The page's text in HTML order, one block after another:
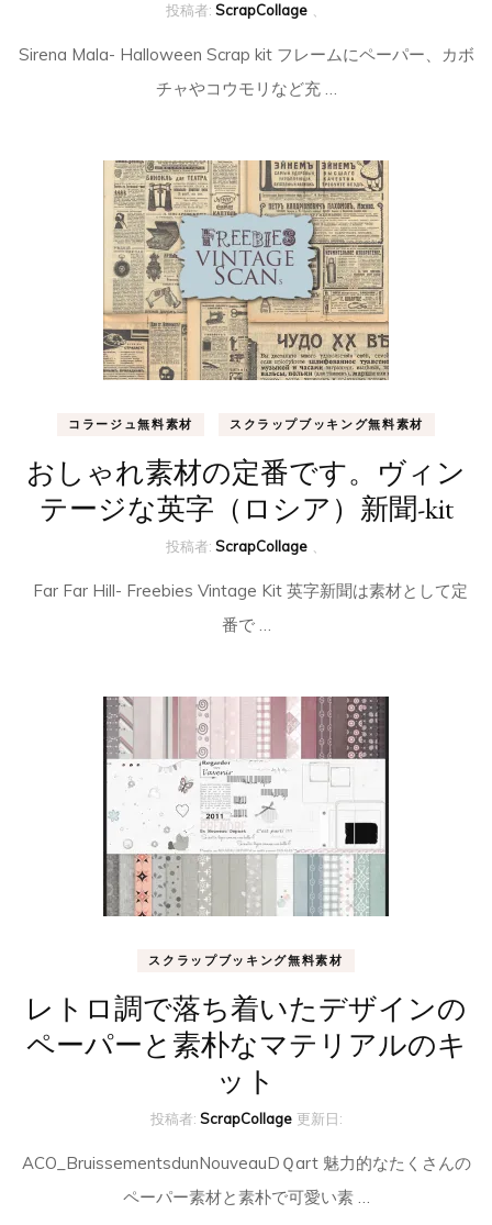
投稿者: ScrapCollage
Sirena Mala- Halloween Scrap kit フレームにペーパー、カボ
チャやコウモリなど充 …
コラージュ無料素材 スクラップブッキング無料素材
おしゃれ素材の定番です。ヴィン
テージな英字（ロシア）新聞-kit
投稿者: ScrapCollage
Far Far Hill- Freebies Vintage Kit 英字新聞は素材として定
番で …
スクラップブッキング無料素材
レトロ調で落ち着いたデザインの
ペーパーと素朴なマテリアルのキ
ット
投稿者: ScrapCollage 更新日:
ACO_BruissementsdunNouveauDＱart 魅力的なたくさんの
ペーパー素材と素朴で可愛い素 …